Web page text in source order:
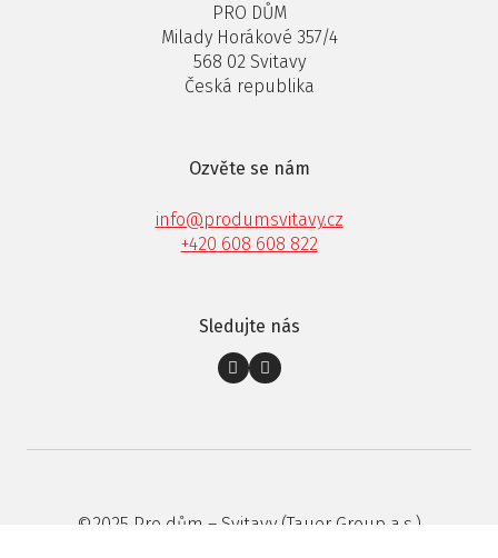
PRO DŮM
Milady Horákové 357/4
568 02 Svitavy
Česká republika
Ozvěte se nám
info@produmsvitavy.cz
+420 608 608 822
Sledujte nás
©2025 Pro dům – Svitavy (Tauer Group a.s.)